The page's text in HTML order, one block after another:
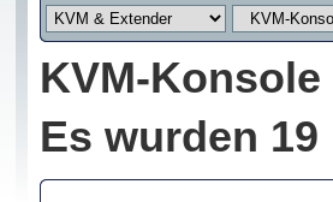
KVM-Konsole
Es wurden